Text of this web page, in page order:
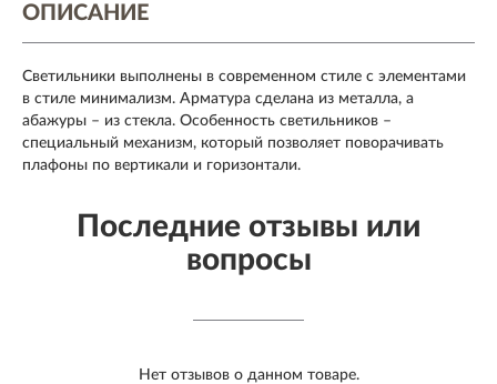
ОПИСАНИЕ
Светильники выполнены в современном стиле с элементами
в стиле минимализм. Арматура сделана из металла, а
абажуры – из стекла. Особенность светильников –
специальный механизм, который позволяет поворачивать
плафоны по вертикали и горизонтали.
Последние отзывы или
вопросы
Нет отзывов о данном товаре.